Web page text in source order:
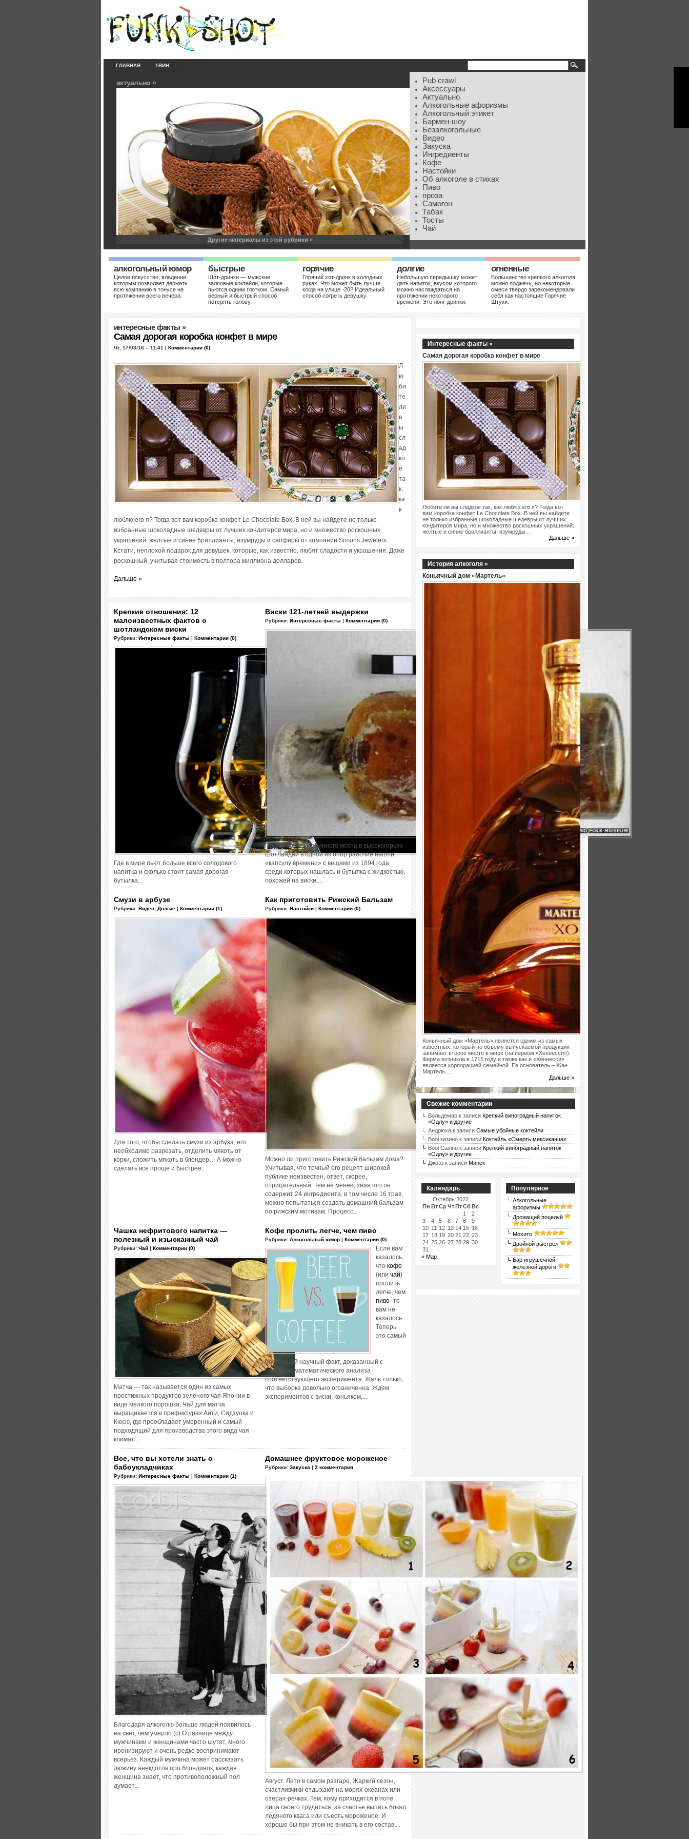
ГЛАВНАЯ 1ВИН
актуально »
5 горячих напитков для дождливой осени и
холодной зимы
Ср, 12/10/11 – 22:09 |Комментарии (0)
Главное назначение зимних горячительных напитков – согреть, а не споить Осень и зима, не
городе, что в селе не всегда сохранишь ноги сухими, а руки теплыми....Дальше »
Pub crawl
Аксессуары
Актуально
Алкогольные афоризмы
Алкогольный этикет
Бармен-шоу
Безалкогольные
Видео
Закуска
Ингредиенты
Кофе
Настойки
Об алкоголе в стихах
Пиво
проза
Самогон
Табак
Тосты
Чай
Другие материалы из этой рубрики »
алкогольный юмор
Целое искусство, владение
которым позволяет держать
всю компанию в тонусе на
протяжении всего вечера.
быстрые
Шот-дринки — мужские
залповые коктейли, которые
пьются одним глотком. Самый
верный и быстрый способ
потерять голову.
горячие
Горячий хот-дринк в холодных
руках. Что может быть лучше,
когда на улице -20? Идеальный
способ согреть девушку.
долгие
Небольшую передышку может
дать напиток, вкусом которого
можно наслаждаться на
протяжении некоторого
времени. Это лонг-дринки.
огненные
Большинство крепкого алкоголя
можно поджечь, но некоторые
смеси твердо зарекомендовали
себя как настоящие Горячие
Штуки.
интересные факты »
Самая дорогая коробка конфет в мире
Чт, 17/03/16 – 11:41 | Комментарии (0)
Л
ю
би
те
ли
в
ы
сл
ад
ко
е
та
к,
ка
к
люблю его я? Тогда вот вам коробка конфет Le Chocolate Box. В ней вы найдете не только
избранные шоколадные шедевры от лучших кондитеров мира, но и множество роскошных
украшений: желтые и синие бриллианты, изумруды и сапфиры от компании Simons Jewelers.
Кстати, неплохой подарок для девушек, которые, как известно, любят сладости и украшения. Даже
роскошный, учитывая стоимость в полтора миллиона долларов.
Дальше »
Крепкие отношения: 12
малоизвестных фактов о
шотландском виски
Рубрики: Интересные факты | Комментарии (0)
Где в мире пьют больше всего солодового
напитка и сколько стоит самая дорогая
бутылка...
Виски 121-летней выдержки
Рубрики: Интересные факты | Комментарии (0)
При ремонте старинного моста в высокогорьях
Шотландии в одной из опор рабочие нашли
«капсулу времени» с вещами из 1894 года,
среди которых нашлась и бутылка с жидкостью,
похожей на виски....
Смузи в арбузе
Рубрики: Видео Долгие | Комментарии (1)
Для того, чтобы сделать смузи из арбуза, его
необходимо разрезать, отделить мякоть от
корки, сложить мякоть в блендер… А можно
сделать все проще и быстрее....
Как приготовить Рижский Бальзам
Рубрики: Настойки | Комментарии (0)
Можно ли приготовить Рижский бальзам дома?
Учитывая, что точный его рецепт широкой
публике неизвестен, ответ, скорее,
отрицательный. Тем не менее, зная что он
содержит 24 ингредиента, в том числе 16 трав,
можно попытаться создать домашний бальзам
по рижским мотивам. Процесс...
Чашка нефритового напитка —
полезный и изысканный чай
Рубрики: Чай | Комментарии (0)
Матча — так называется один из самых
престижных продуктов зелёного чая Японии в
виде мелкого порошка. Чай для матча
выращивается в префектурах Аити, Сидзуока и
Кюсю, где преобладает умеренный и самый
подходящий для производства этого вида чая
климат....
Кофе пролить легче, чем пиво
Рубрики: Алкогольный юмор | Комментарии (0)
Если вам
казалось,
что кофе
(или чай)
пролить
легче, чем
пиво -то
вам не
казалось.
Теперь
это самый
настоящий научный факт, доказанный с
помощью математического анализа
соответствующего эксперимента. Жаль только,
что выборка довольно ограниченна. Ждем
экспериментов с виски, коньяком,...
Все, что вы хотели знать о
бабоукладчиках
Рубрики: Интересные факты | Комментарии (1)
Благодаря алкоголю больше людей появилось
на свет, чем умерло (с) О разнице между
мужчинами и женщинами часто шутят, много
иронизируют и очень редко воспринимают
всерьез. Каждый мужчина может рассказать
дюжину анекдотов про блондинок, каждая
женщина знает, что противоположный пол
думает...
Домашнее фруктовое мороженое
Рубрики: Закуска | 2 комментария
Август. Лето в самом разгаре. Жаркий сезон,
счастливчики отдыхают на морях-океанах или
озерах-речках. Тем, кому приходится в поте
лица своего трудиться, за счастье выпить бокал
ледяного кваса или съесть мороженое. И
хорошо бы при этом не вникать в его состав....
Интересные факты »
Самая дорогая коробка конфет в мире
Любите ли вы сладкое так, как люблю его я? Тогда вот
вам коробка конфет Le Chocolate Box. В ней вы найдете
не только избранные шоколадные шедевры от лучших
кондитеров мира, но и множество роскошных украшений:
желтые и синие бриллианты, изумруды...
Дальше »
История алкоголя »
Коньячный дом «Мартель»
Коньячный дом «Мартель» является одним из самых
известных, который по объему выпускаемой продукции
занимает второе место в мире (на первом «Хеннесси»).
Фирма возникла в 1715 году и также как и «Хеннесси»
является корпорацией семейной. Ее основатель – Жан
Мартель....
Дальше »
Свежие комментарии
Вольдемар к записи Крепкий виноградный напиток
«Одлу» и другие
Андрюха к записи Самые убойные коктейли
Booi казино к записи Коктейль «Смерть мексиканца»
Booi Casino к записи Крепкий виноградный напиток
«Одлу» и другие
Джозз к записи Минск
Календарь
Октябрь 2022
Пн ВтСрЧтПтСбВс
1
2
3
4 5 6 7 8
9
10 11 12 13 14 15 16
17 18 19 20 21 22 23
24 25 26 27 28 29 30
31
« Мар
Популярное
Алкогольные
афоризмы
Дрожащий поцелуй
Мохито
Двойной выстрел
Бар игрушечной
железной дороги